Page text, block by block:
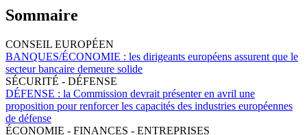
Sommaire
CONSEIL EUROPÉEN
BANQUES/ÉCONOMIE : les dirigeants européens assurent que le
secteur bancaire demeure solide
SÉCURITÉ - DÉFENSE
DÉFENSE : la Commission devrait présenter en avril une
proposition pour renforcer les capacités des industries européennes
de défense
ÉCONOMIE - FINANCES - ENTREPRISES